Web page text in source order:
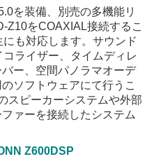
を装備、別売の多機能リ
Z10をCOAXIAL接続するこ
も対応します。サウンド
ライザー、タイムディレ
ー、空間パノラマオーデ
ソフトウェアにて行うこ
スピーカーシステムや外部
ァーを接続したシステム
Z600DSP